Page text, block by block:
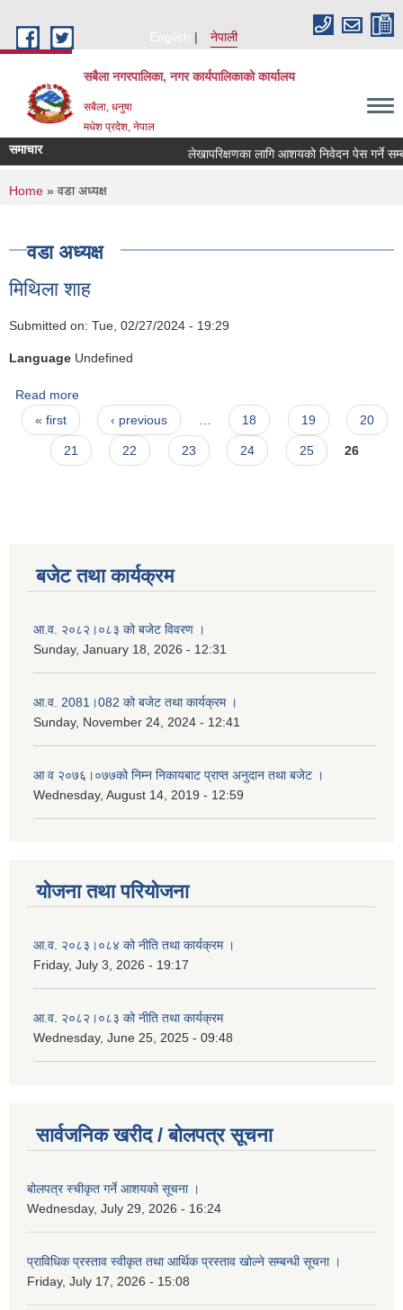
English
नेपाली
सबैला नगरपालिका, नगर कार्यपालिकाको कार्यालय
सबैला, धनुषा
मधेश प्रदेश, नेपाल
समाचार लेखापरिक्षणका लागि आशयको निवेदन पेस गर्ने
You are here
Home » वडा अध्यक्ष
वडा अध्यक्ष
मिथिला शाह
Submitted on: Tue, 02/27/2024 - 19:29
Language Undefined
Read more
Pages
« first ‹ previous … 18 19 20
21 22 23 24 25 26
बजेट तथा कार्यक्रम
आ.व. २०८२।०८३ को बजेट विवरण ।
Sunday, January 18, 2026 - 12:31
आ.व. 2081।082 को बजेट तथा कार्यक्रम ।
Sunday, November 24, 2024 - 12:41
आ‌ व २०७६।०७७को निम्न निकायबाट प्राप्त अनुदान तथा बजेट ।
Wednesday, August 14, 2019 - 12:59
योजना तथा परियोजना
आ.व. २०८३।०८४ को नीति तथा कार्यक्रम ।
Friday, July 3, 2026 - 19:17
आ.व. २०८२।०८३ को नीति तथा कार्यक्रम
Wednesday, June 25, 2025 - 09:48
सार्वजनिक खरीद / बोलपत्र सूचना
बोलपत्र स्चीकृत गर्ने आशयको सूचना ।
Wednesday, July 29, 2026 - 16:24
प्राविधिक प्रस्ताव स्वीकृत तथा आर्थिक प्रस्ताव खोल्ने सम्बन्धी सूचना ।
Friday, July 17, 2026 - 15:08